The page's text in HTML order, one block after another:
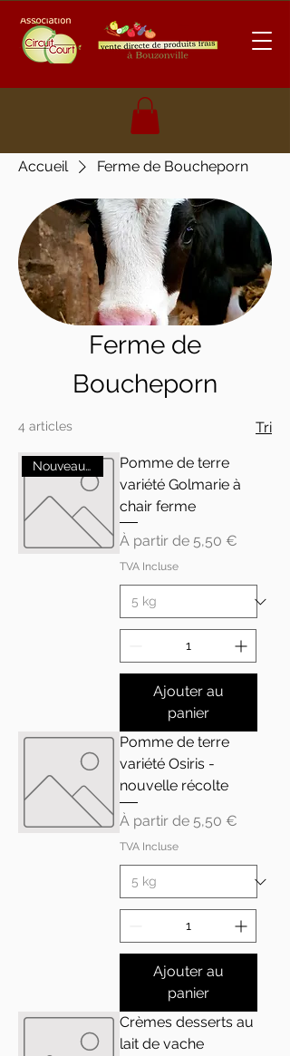
Accueil Ferme de Boucheporn
Ferme de
Boucheporn
4 articles Tri
Nouveauté
Pomme de terre
variété Golmarie à
chair ferme
À partir de 5,50 €
Prix promotionnel
TVA Incluse
Ajouter au
panier
Pomme de terre
variété Osiris -
nouvelle récolte
À partir de 5,50 €
Prix promotionnel
TVA Incluse
Ajouter au
panier
Crèmes desserts au
lait de vache